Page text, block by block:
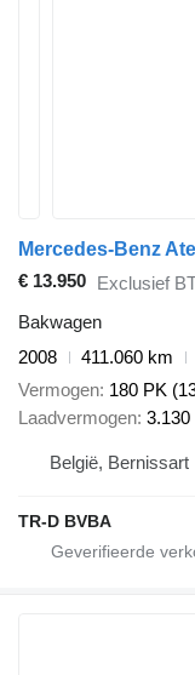
€ 13.950 Exclusief
Bakwagen
2008
411.060 km
Vermogen 180 PK
Laadvermogen 3.130
België, Bernissart
TR-D BVBA